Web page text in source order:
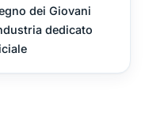
dei Giovani
dedicato